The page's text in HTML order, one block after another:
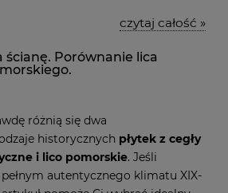
czytaj całość »
ścianę. Porównanie lica
różnią się dwa
historycznych płytek z cegły
i lico pomorskie. Jeśli
autentycznego klimatu XIX-